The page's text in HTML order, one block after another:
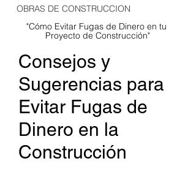
OBRAS DE CONSTRUCCION
"Cómo Evitar Fugas de Dinero en tu
Proyecto de Construcción"
Consejos y
Sugerencias para
Evitar Fugas de
Dinero en la
Construcción